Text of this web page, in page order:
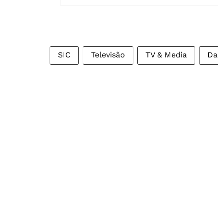
SIC Televisão TV & Media